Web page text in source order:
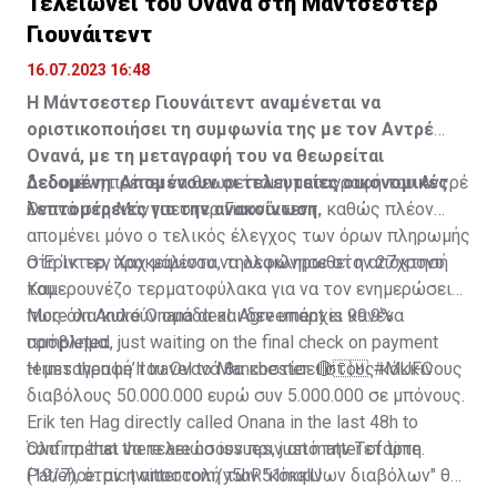
Γιουνάιτεντ
16.07.2023 16:48
Η Μάντσεστερ Γιουνάιτεντ αναμένεται να
οριστικοποιήσει τη συμφωνία της με τον Αντρέ
Ονανά, με τη μεταγραφή του να θεωρείται
δεδομένη. Απομένουν οι τελευταίες οικονομικές
λεπτομέρειες για την ανακοίνωση.
Δεδομένη πρέπει να θεωρείται η μεταγραφή του Αντρέ
Ονανά στη Μάντσεστερ Γιουνάιτεντ, καθώς πλέον
απομένει μόνο ο τελικός έλεγχος των όρων πληρωμής
στη Ίντερ, προκειμένου να ολοκληρωθεί η απόκτησή
του.
Ο Έρικ τεν Χαχ μάλιστα, τηλεφώνησε στον 27χρονο
Καμερουνέζο τερματοφύλακα για να τον ενημερώσει
πως όλα κυλούν ομάδα και δεν υπάρχει κανένα
πρόβλημα.
More on André Onana deal. Agreement is 99.9%
completed, just waiting on the final check on payment
terms then he’ll travel to Manchester. 🔴🇨🇲#MUFC
Erik ten Hag directly called Onana in the last 48h to
confirm that there are no issues, just matter of time.
Patience.pic.twitter.com/y5hR51mqlU
Η μεταγραφή του Ονανά θα κοστίσει στους κόκκινους
διαβόλους 50.000.000 ευρώ συν 5.000.000 σε μπόνους.
Όλα πρέπει να τελειώσουν πριν από την Τετάρτη
(19/7), όταν η αποστολή των "κόκκινων διαβόλων" θα